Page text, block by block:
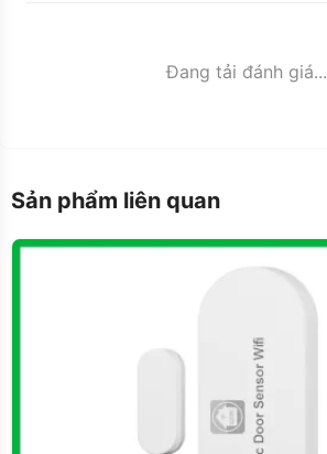
Đang tải đánh giá...
Sản phẩm liên quan